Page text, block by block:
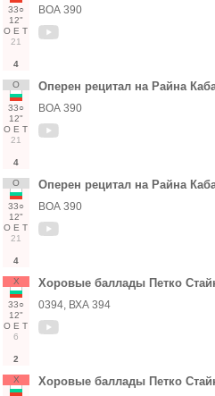
33○
12"
О Е Т
21
4
ВОА 390
О
33○
12"
О Е Т
21
4
Оперен рецитал на Райна
ВОА 390
О
33○
12"
О Е Т
21
4
Оперен рецитал на Райна
ВОА 390
Х
33○
12"
О Е Т
6
2
Хоровые баллады Петко
0394, ВХА 394
Х Хоровые баллады Петко